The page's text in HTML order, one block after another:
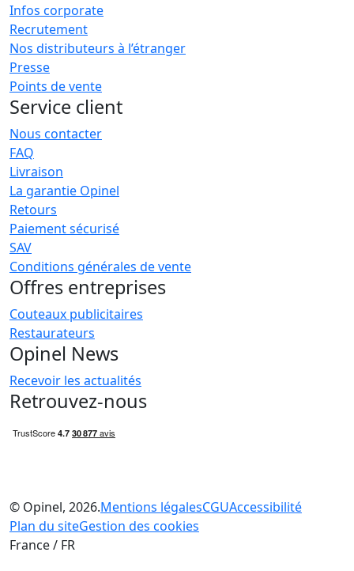
Infos corporate
Recrutement
Nos distributeurs à l’étranger
Presse
Points de vente
Service client
Nous contacter
FAQ
Livraison
La garantie Opinel
Retours
Paiement sécurisé
SAV
Conditions générales de vente
Offres entreprises
Couteaux publicitaires
Restaurateurs
Opinel News
Recevoir les actualités
Retrouvez-nous
© Opinel, 2026.Mentions légalesCGUAccessibilité
Plan du siteGestion des cookies
France / FR